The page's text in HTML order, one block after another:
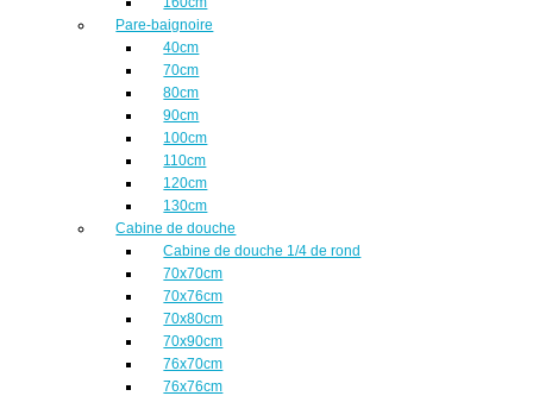
Pare-baignoire
40cm
70cm
80cm
90cm
100cm
110cm
120cm
130cm
Cabine de douche
Cabine de douche 1/4 de rond
70x70cm
70x76cm
70x80cm
70x90cm
76x70cm
76x76cm